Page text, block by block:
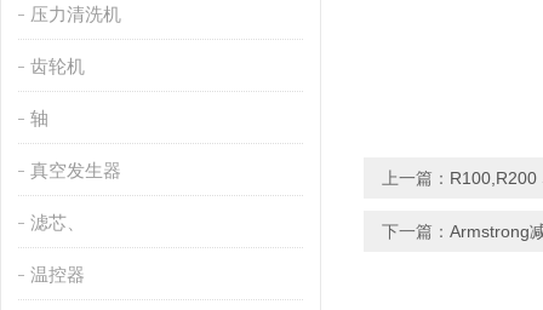
压力清洗机
齿轮机
轴
真空发生器
滤芯、
温控器
上一篇： R100,R200
下一篇： Armstrong